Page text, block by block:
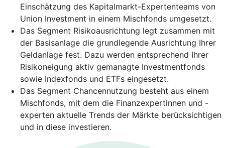
Einschätzung des Kapitalmarkt-Expertenteams von
Union Investment in einem Mischfonds umgesetzt.
Das Segment Risikoausrichtung legt zusammen mit
der Basisanlage die grundlegende Ausrichtung Ihrer
Geldanlage fest. Dazu werden entsprechend Ihrer
Risikoneigung aktiv gemanagte Investmentfonds
sowie Indexfonds und ETFs eingesetzt.
Das Segment Chancennutzung besteht aus einem
Mischfonds, mit dem die Finanzexpertinnen und -
experten aktuelle Trends der Märkte berücksichtigen
und in diese investieren.